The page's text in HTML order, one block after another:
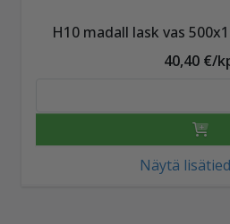
H10 madall lask vas
40,40 €/
Näytä